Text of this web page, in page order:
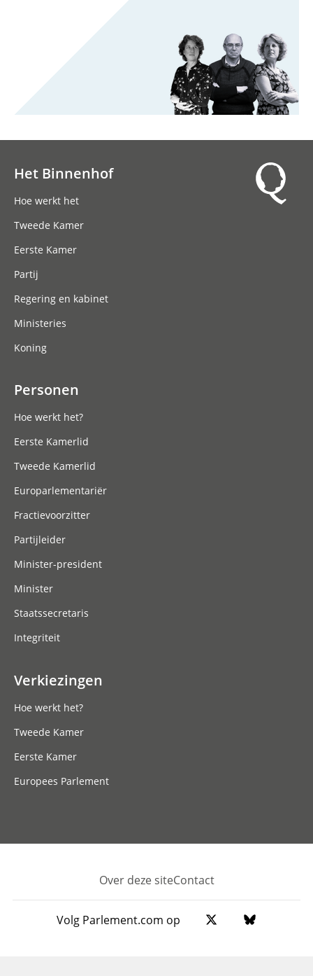
Het Binnenhof
Hoe werkt het
Tweede Kamer
Eerste Kamer
Partij
Regering en kabinet
Ministeries
Koning
Personen
Hoe werkt het?
Eerste Kamerlid
Tweede Kamerlid
Europarlementariër
Fractievoorzitter
Partijleider
Minister-president
Minister
Staatssecretaris
Integriteit
Verkiezingen
Hoe werkt het?
Tweede Kamer
Eerste Kamer
Europees Parlement
Footer
Over deze siteContact
Volg Parlement.com op